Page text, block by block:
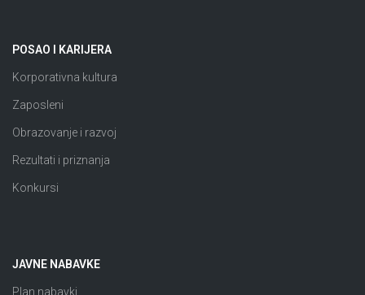
POSAO I KARIJERA
Korporativna kultura
Zaposleni
Obrazovanje i razvoj
Rezultati i priznanja
Konkursi
JAVNE NABAVKE
Plan nabavki